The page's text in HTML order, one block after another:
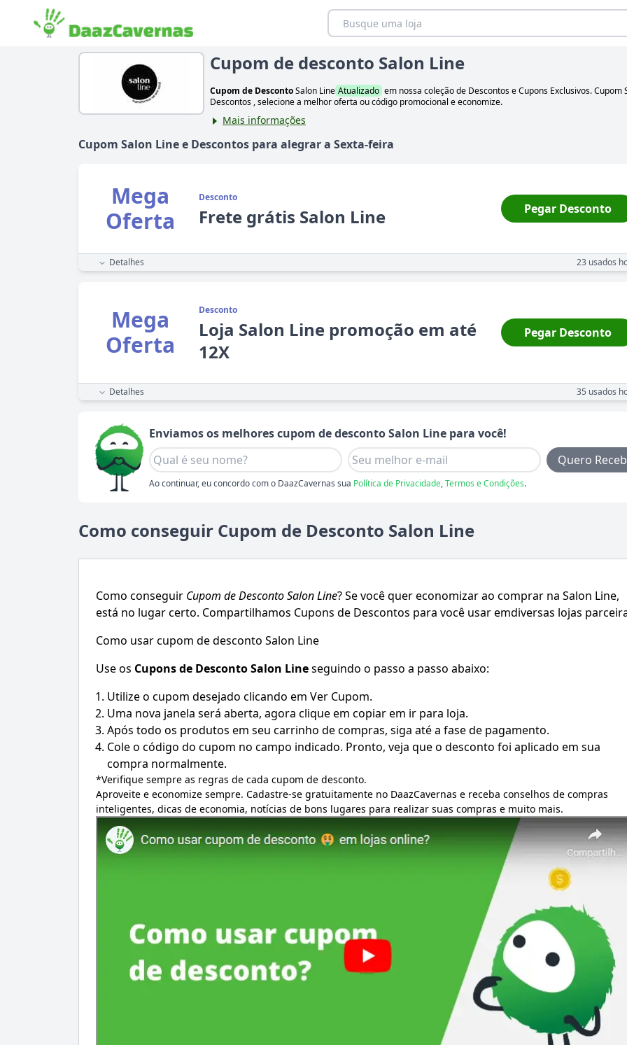
Cupom de desconto Salon Line
Cupom de DescontoSalon Line Atualizado em nossa coleção de Descontos e Cupons Exclusivos. Cupom
Descontos , selecione a melhor oferta ou código promocional e economize.
Mais informações
Cupom Salon Linee Descontos para alegrara Sexta-feira
Mega
Oferta
Desconto
Frete grátis Salon Line Pegar Desconto
Detalhes 23usados
Mega
Oferta
Desconto
Loja Salon Line promoção em até
12X
Pegar Desconto
Detalhes 35 usados
Enviamos os melhores cupom de descontoSalon Line para você!
Quero
Ao continuar, eu concordo com o DaazCavernas sua Política de Privacidade,Termos e Condições.
Como conseguir Cupom de Desconto Salon Line
Como conseguir Cupom de DescontoSalon Line? Se você quer economizar ao comprar na Salon Line,
está no lugar certo. Compartilhamos Cupons de Descontos para você usar emdiversas lojas
Como usar cupom de desconto Salon Line
Use os Cupons de DescontoSalon Lineseguindo o passo a passo abaixo:
Utilize o cupom desejado clicando em Ver Cupom.
Uma nova janela será aberta, agora clique em copiar em ir para loja.
Após todo os produtos em seu carrinho de compras, siga até a fase de pagamento.
Cole o código do cupom no campo indicado. Pronto, veja que o desconto foi aplicado em sua
compra normalmente.
*Verifique sempre as regras de cada cupom de desconto.
Aproveite e economize sempre. Cadastre-se gratuitamente no DaazCavernas e receba conselhos de compras
inteligentes, dicas de economia, notícias de bons lugares para realizar suas compras e muito mais.